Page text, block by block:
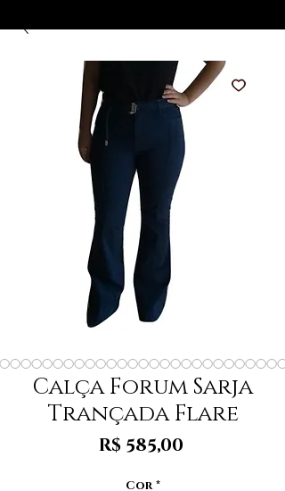
Calça Forum Sarja
Trançada Flare
R$ 585,00Preço
Cor *